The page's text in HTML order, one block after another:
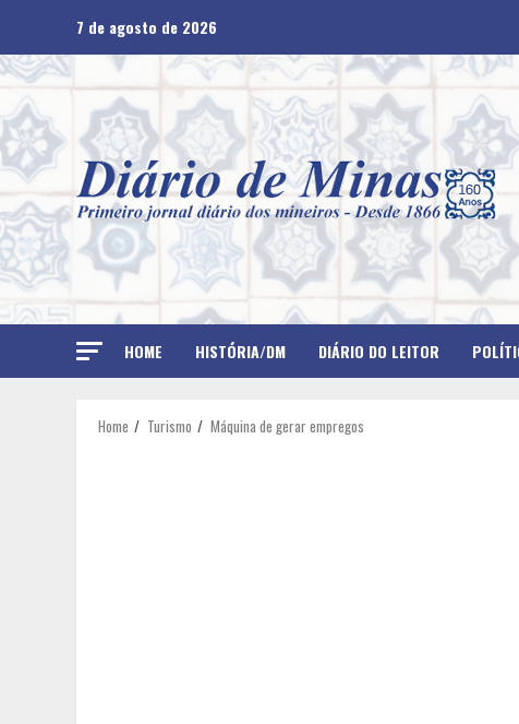
content
7 de agosto de 2026
HOME HISTÓRIA/DM DIÁRIO DO LEITOR
Home Turismo Máquina de gerar empregos